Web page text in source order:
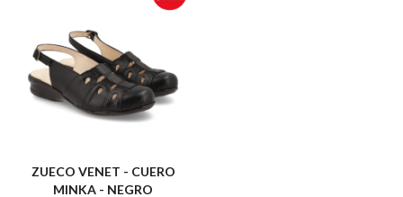
ZUECO VENET - CUERO
MINKA - NEGRO